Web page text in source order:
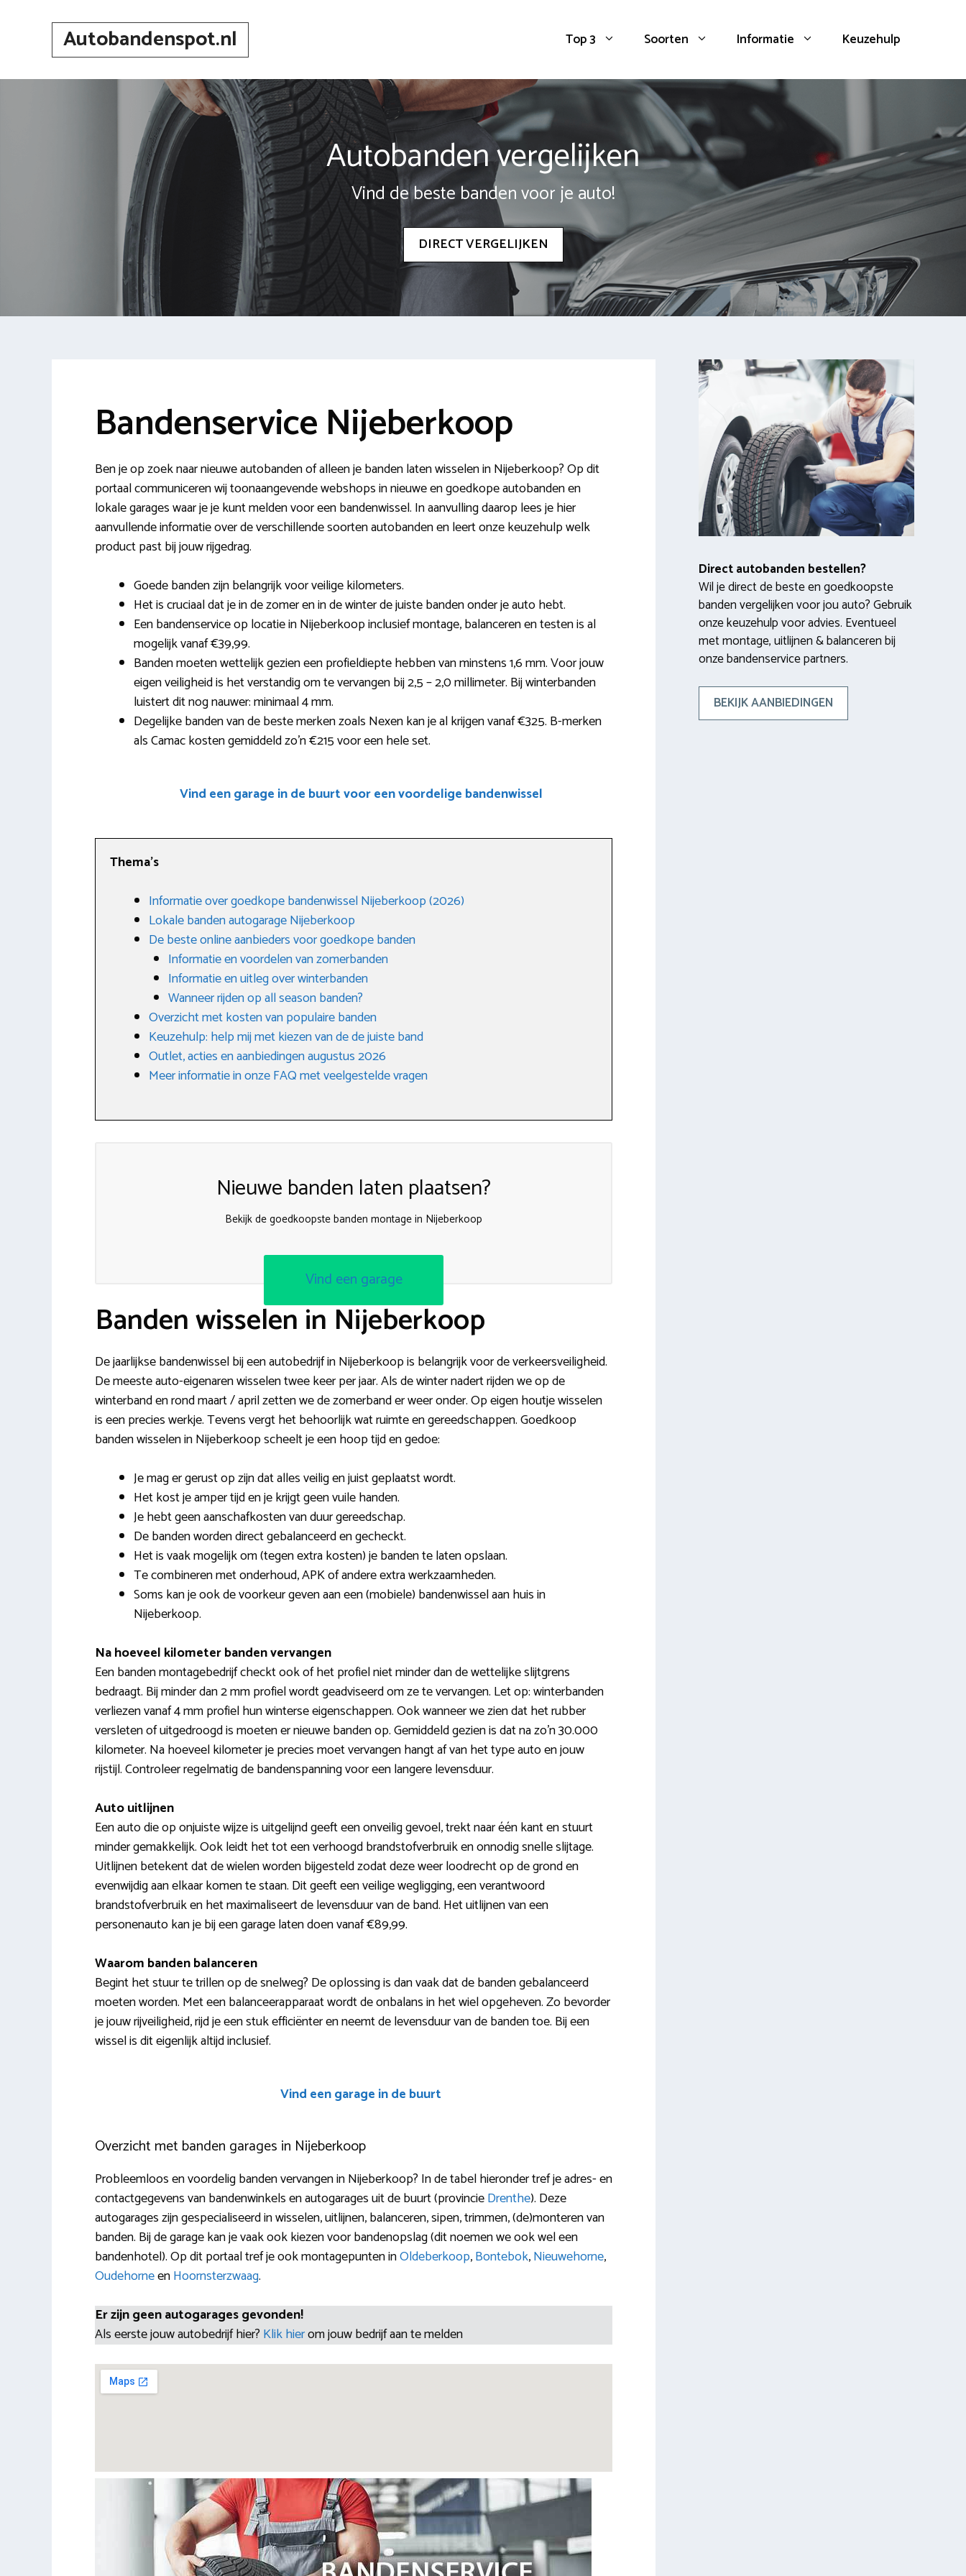
Autobandenspot.nl Top 3 Soorten Informatie Keuzehulp
Autobanden vergelijken
Vind de beste banden voor je auto!
DIRECT VERGELIJKEN
Bandenservice Nijeberkoop
Ben je op zoek naar nieuwe autobanden of alleen je banden laten wisselen in Nijeberkoop? Op dit
portaal communiceren wij toonaangevende webshops in nieuwe en goedkope autobanden en
lokale garages waar je je kunt melden voor een bandenwissel. In aanvulling daarop lees je hier
aanvullende informatie over de verschillende soorten autobanden en leert onze keuzehulp welk
product past bij jouw rijgedrag.
Goede banden zijn belangrijk voor veilige kilometers.
Het is cruciaal dat je in de zomer en in de winter de juiste banden onder je auto hebt.
Een bandenservice op locatie in Nijeberkoop inclusief montage, balanceren en testen is al
mogelijk vanaf €39,99.
Banden moeten wettelijk gezien een profieldiepte hebben van minstens 1,6 mm. Voor jouw
eigen veiligheid is het verstandig om te vervangen bij 2,5 – 2,0 millimeter. Bij winterbanden
luistert dit nog nauwer: minimaal 4 mm.
Degelijke banden van de beste merken zoals Nexen kan je al krijgen vanaf €325. B-merken
als Camac kosten gemiddeld zo’n €215 voor een hele set.
Vind een garage in de buurt voor een voordelige bandenwissel
Thema’s
Informatie over goedkope bandenwissel Nijeberkoop (2026)
Lokale banden autogarage Nijeberkoop
De beste online aanbieders voor goedkope banden
Informatie en voordelen van zomerbanden
Informatie en uitleg over winterbanden
Wanneer rijden op all season banden?
Overzicht met kosten van populaire banden
Keuzehulp: help mij met kiezen van de de juiste band
Outlet, acties en aanbiedingen augustus 2026
Meer informatie in onze FAQ met veelgestelde vragen
Nieuwe banden laten plaatsen?
Bekijk de goedkoopste banden montage in Nijeberkoop
Vind een garage
Banden wisselen in Nijeberkoop
De jaarlijkse bandenwissel bij een autobedrijf in Nijeberkoop is belangrijk voor de verkeersveiligheid.
De meeste auto-eigenaren wisselen twee keer per jaar. Als de winter nadert rijden we op de
winterband en rond maart / april zetten we de zomerband er weer onder. Op eigen houtje wisselen
is een precies werkje. Tevens vergt het behoorlijk wat ruimte en gereedschappen. Goedkoop
banden wisselen in Nijeberkoop scheelt je een hoop tijd en gedoe:
Je mag er gerust op zijn dat alles veilig en juist geplaatst wordt.
Het kost je amper tijd en je krijgt geen vuile handen.
Je hebt geen aanschafkosten van duur gereedschap.
De banden worden direct gebalanceerd en gecheckt.
Het is vaak mogelijk om (tegen extra kosten) je banden te laten opslaan.
Te combineren met onderhoud, APK of andere extra werkzaamheden.
Soms kan je ook de voorkeur geven aan een (mobiele) bandenwissel aan huis in
Nijeberkoop.
Na hoeveel kilometer banden vervangen
Een banden montagebedrijf checkt ook of het profiel niet minder dan de wettelijke slijtgrens
bedraagt. Bij minder dan 2 mm profiel wordt geadviseerd om ze te vervangen. Let op: winterbanden
verliezen vanaf 4 mm profiel hun winterse eigenschappen. Ook wanneer we zien dat het rubber
versleten of uitgedroogd is moeten er nieuwe banden op. Gemiddeld gezien is dat na zo’n 30.000
kilometer. Na hoeveel kilometer je precies moet vervangen hangt af van het type auto en jouw
rijstijl. Controleer regelmatig de bandenspanning voor een langere levensduur.
Auto uitlijnen
Een auto die op onjuiste wijze is uitgelijnd geeft een onveilig gevoel, trekt naar één kant en stuurt
minder gemakkelijk. Ook leidt het tot een verhoogd brandstofverbruik en onnodig snelle slijtage.
Uitlijnen betekent dat de wielen worden bijgesteld zodat deze weer loodrecht op de grond en
evenwijdig aan elkaar komen te staan. Dit geeft een veilige wegligging, een verantwoord
brandstofverbruik en het maximaliseert de levensduur van de band. Het uitlijnen van een
personenauto kan je bij een garage laten doen vanaf €89,99.
Waarom banden balanceren
Begint het stuur te trillen op de snelweg? De oplossing is dan vaak dat de banden gebalanceerd
moeten worden. Met een balanceerapparaat wordt de onbalans in het wiel opgeheven. Zo bevorder
je jouw rijveiligheid, rijd je een stuk efficiënter en neemt de levensduur van de banden toe. Bij een
wissel is dit eigenlijk altijd inclusief.
Vind een garage in de buurt
Overzicht met banden garages in Nijeberkoop
Probleemloos en voordelig banden vervangen in Nijeberkoop? In de tabel hieronder tref je adres- en
contactgegevens van bandenwinkels en autogarages uit de buurt (provincieDrenthe). Deze
autogarages zijn gespecialiseerd in wisselen, uitlijnen, balanceren, sipen, trimmen, (de)monteren van
banden. Bij de garage kan je vaak ook kiezen voor bandenopslag (dit noemen we ook wel een
bandenhotel). Op dit portaal tref je ook montagepunten inOldeberkoop,Bontebok,Nieuwehorne,
OudehorneenHoornsterzwaag.
Er zijn geen autogarages gevonden!
Als eerste jouw autobedrijf hier? Klik hierom jouw bedrijf aan te melden
Direct autobanden bestellen?
Wil je direct de beste en goedkoopste
banden vergelijken voor jou auto? Gebruik
onze keuzehulp voor advies. Eventueel
met montage, uitlijnen & balanceren bij
onze bandenservice partners.
BEKIJK AANBIEDINGEN